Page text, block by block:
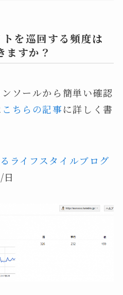
を巡回する頻度は
ますか？
ソールから簡単い確認
こちらの記事に詳しく書
ライフスタイルブログ